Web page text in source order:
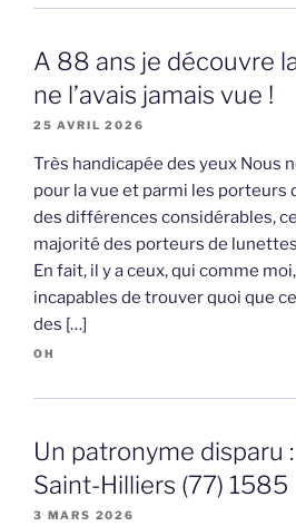
A 88 ans je découvre
ne l’avais jamais vue !
25 AVRIL 2026
Très handicapée des yeux Nous
pour la vue et parmi les porteurs
des différences considérables,
majorité des porteurs de
En fait, il y a ceux, qui comme
incapables de trouver quoi que
des […]
OH
Un patronyme disparu
Saint-Hilliers (77) 1585
3 MARS 2026